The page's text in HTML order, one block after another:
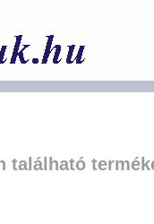
található